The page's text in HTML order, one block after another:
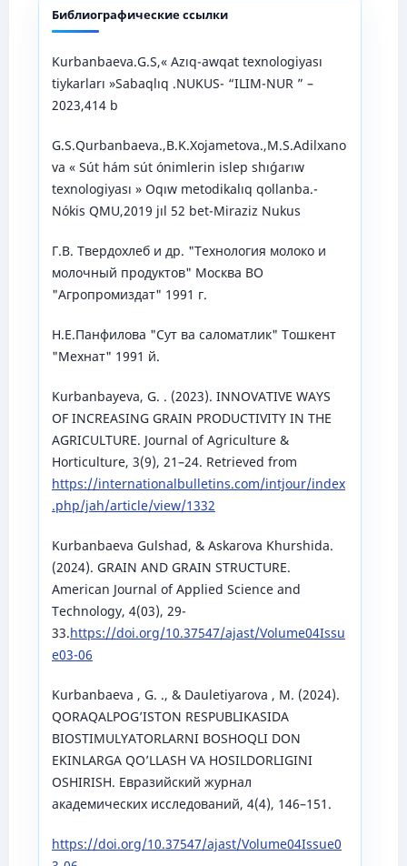
Библиографические ссылки
Kurbanbaeva.G.S,« Azıq-awqat texnologiyası
tiykarları »Sabaqlıq .NUKUS- “ILIM-NUR ” –
2023,414 b
G.S.Qurbanbaeva.,B.K.Xojametova.,M.S.Adilxano
va « Sút hám sút ónimlerin islep shıǵarıw
texnologiyası » Oqıw metodikalıq qollanba.-
Nókis QMU,2019 jıl 52 bet-Miraziz Nukus
Г.В. Твеpдохлеб и дp. "Технология молоко и
молочный пpодуктов" Москва ВО
"Агpопpомиздат" 1991 г.
Н.Е.Панфилова "Сут ва саломатлик" Тошкент
"Мехнат" 1991 й.
Kurbanbayeva, G. . (2023). INNOVATIVE WAYS
OF INCREASING GRAIN PRODUCTIVITY IN THE
AGRICULTURE. Journal of Agriculture &
Horticulture, 3(9), 21–24. Retrieved from
https://internationalbulletins.com/intjour/index
.php/jah/article/view/1332
Kurbanbaeva Gulshad, & Askarova Khurshida.
(2024). GRAIN AND GRAIN STRUCTURE.
American Journal of Applied Science and
Technology, 4(03), 29-
33.https://doi.org/10.37547/ajast/Volume04Issu
e03-06
Kurbanbaeva , G. ., & Dauletiyarova , M. (2024).
QORAQALPOG’ISTON RESPUBLIKASIDA
BIOSTIMULYATORLARNI BOSHOQLI DON
EKINLARGA QO’LLASH VA HOSILDORLIGINI
OSHIRISH. Евразийский журнал
академических исследований, 4(4), 146–151.
https://doi.org/10.37547/ajast/Volume04Issue0